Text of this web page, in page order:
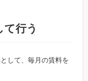
行う
して、毎月の賃料を